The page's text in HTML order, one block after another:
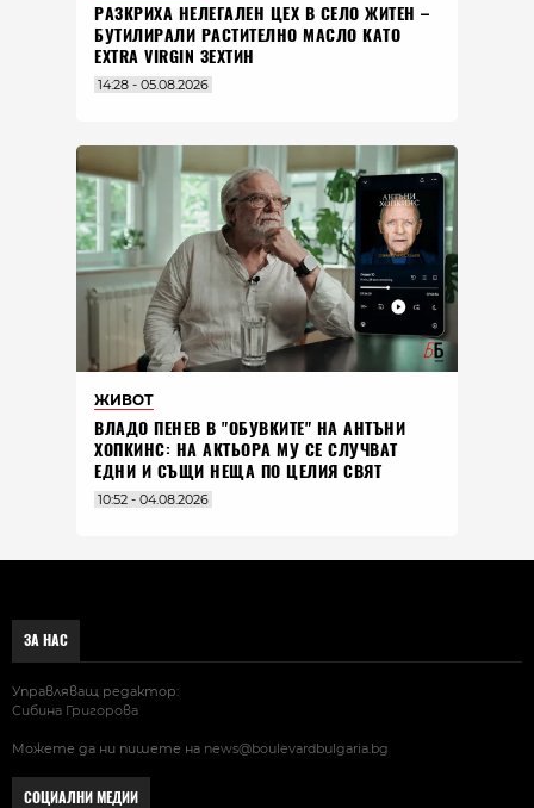
РАЗКРИХА НЕЛЕГАЛЕН ЦЕХ В СЕЛО ЖИТЕН –
БУТИЛИРАЛИ РАСТИТЕЛНО МАСЛО КАТО
EXTRA VIRGIN ЗЕХТИН
14:28 - 05.08.2026
ЖИВОТ
ВЛАДO ПЕНЕВ В "ОБУВКИТЕ" НА АНТЪНИ
ХОПКИНС: НА АКТЬОРА МУ СЕ СЛУЧВАТ
ЕДНИ И СЪЩИ НЕЩА ПО ЦЕЛИЯ СВЯТ
10:52 - 04.08.2026
ЗА НАС
Управляващ редактор:
Сибина Григорова
Можете да ни пишете на news@boulevardbulgaria.bg
СОЦИАЛНИ МЕДИИ